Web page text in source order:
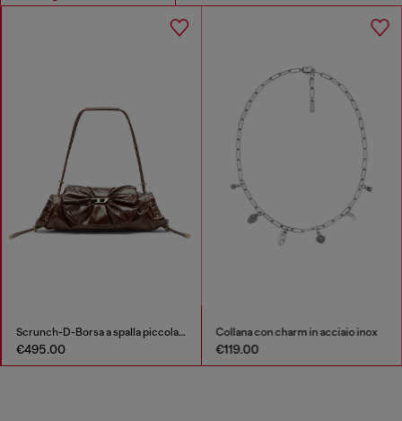
Scrunch-D-Borsa a spalla piccola arricciata in pelle lucida
€495.00
Collana con charm in acciaio inox
€119.00